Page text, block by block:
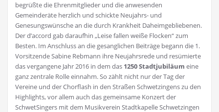
begrüßte die Ehrenmitglieder und die anwesenden
Gemeinderäte herzlich und schickte Neujahrs- und
Genesungswünsche an die durch Krankheit Daheimgebliebenen.
Der d’accord gab daraufhin „Leise fallen weiße Flocken“ zum
Besten. Im Anschluss an die gesanglichen Beiträge begann die 1.
Vorsitzende Sabine Rebmann ihre Neujahrsrede und resümierte
das vergangene Jahr 2016 in dem das 1250 Stadtjubiläum eine
ganz zentrale Rolle einnahm. So zählt nicht nur der Tag der
Vereine und der Chorflash in den Straßen Schwetzingens zu den
Highlights, vor allem auch das gemeinsame Konzert der
SchwetSingers mit dem Musikverein Stadtkapelle Schwetzingen